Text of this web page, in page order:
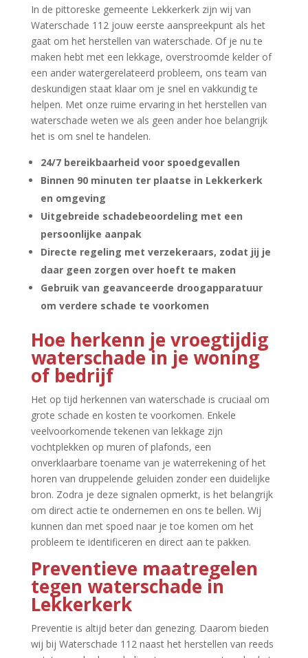
In de pittoreske gemeente Lekkerkerk zijn wij van
Waterschade 112 jouw eerste aanspreekpunt als het
gaat om het herstellen van waterschade.​ Of je nu te
maken hebt met een lekkage, overstroomde kelder of
een ander watergerelateerd probleem, ons team van
deskundigen staat klaar om je snel en vakkundig te
helpen.​ Met onze ruime ervaring in het herstellen van
waterschade weten we als geen ander hoe belangrijk
het is om snel te handelen.​
24/7 bereikbaarheid voor spoedgevallen
Binnen 90 minuten ter plaatse in Lekkerkerk
en omgeving
Uitgebreide schadebeoordeling met een
persoonlijke aanpak
Directe regeling met verzekeraars, zodat jij je
daar geen zorgen over hoeft te maken
Gebruik van geavanceerde droogapparatuur
om verdere schade te voorkomen
Hoe herkenn je vroegtijdig
waterschade in je woning
of bedrijf
Het op tijd herkennen van waterschade is cruciaal om
grote schade en kosten te voorkomen.​ Enkele
veelvoorkomende tekenen van lekkage zijn
vochtplekken op muren of plafonds, een
onverklaarbare toename van je waterrekening of het
horen van druppelende geluiden zonder een duidelijke
bron.​ Zodra je deze signalen opmerkt, is het belangrijk
om direct actie te ondernemen en ons te bellen.​ Wij
kunnen dan met spoed naar je toe komen om het
probleem te identificeren en direct aan te pakken.​
Preventieve maatregelen
tegen waterschade in
Lekkerkerk
Preventie is altijd beter dan genezing.​ Daarom bieden
wij bij Waterschade 112 naast het herstellen van reeds